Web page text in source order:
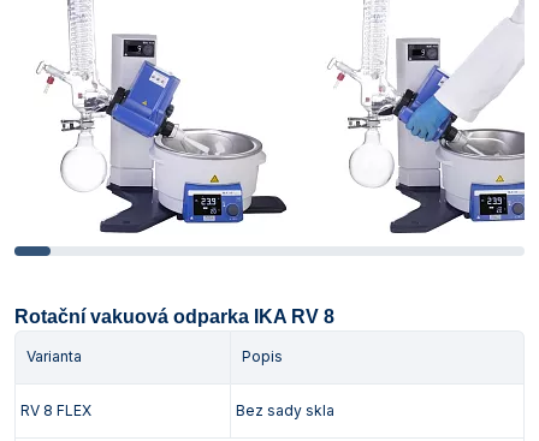
Rotační vakuová odparka IKA RV 8
Varianta Popis
RV 8 FLEX Bez sady skla